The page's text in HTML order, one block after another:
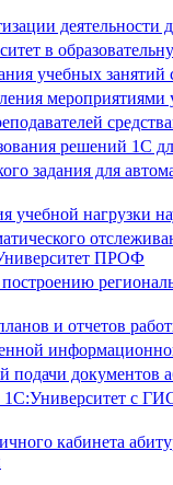
деятельности
в
учебных
решений 1С
задания для
учебной нагрузки
ПРОФ
и отчетов
подачи
с
кабинета